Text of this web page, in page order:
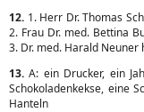
12. 1. Herr Dr. Thomas
2. Frau Dr. med. Bettina
3. Dr. med. Harald
13. A: ein Drucker, ein
Schokoladenkekse, eine
Hanteln